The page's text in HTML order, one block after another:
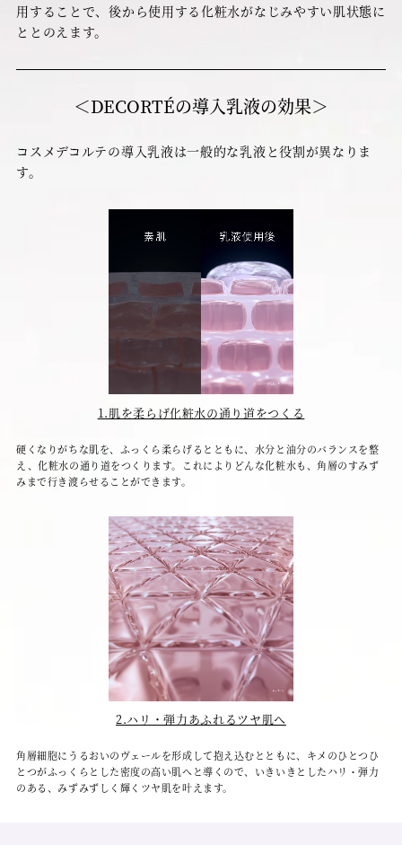
i
d
e
o
用することで、後から使用する化粧水がなじみやすい肌状態に
ととのえます。
＜DECORTÉの導入乳液の効果＞
コスメデコルテの導入乳液は一般的な乳液と役割が異なりま
す。
1.肌を柔らげ化粧水の通り道をつくる
硬くなりがちな肌を、ふっくら柔らげるとともに、水分と油分のバランスを整
え、化粧水の通り道をつくります。これによりどんな化粧水も、角層のすみず
みまで行き渡らせることができます。
2.ハリ・弾力あふれるツヤ肌へ
角層細胞にうるおいのヴェールを形成して抱え込むとともに、キメのひとつひ
とつがふっくらとした密度の高い肌へと導くので、いきいきとしたハリ・弾力
のある、みずみずしく輝くツヤ肌を叶えます。